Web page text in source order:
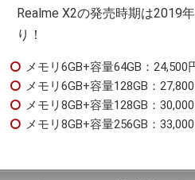
Realme X2の発売時期は2019
り！
メモリ6GB+容量64GB：24,500
メモリ6GB+容量128GB：
メモリ8GB+容量128GB：
メモリ8GB+容量256GB：